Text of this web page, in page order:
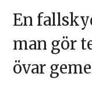
En
man gör
övar